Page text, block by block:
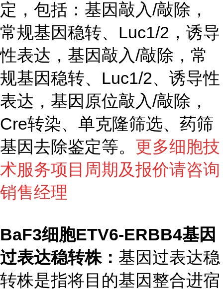
定，包括：基因敲入/敲除，
常规基因稳转、Luc1/2，诱导
性表达，基因敲入/敲除，常
规基因稳转、Luc1/2、诱导性
表达，基因原位敲入/敲除，
Cre转染、单克隆筛选、药筛
基因去除鉴定等。 更多细胞技
术服务项目周期及报价请咨询
销售经理
BaF3细胞ETV6-ERBB4基因
过表达稳转株： 基因过表达稳
转株是指将目的基因整合进宿